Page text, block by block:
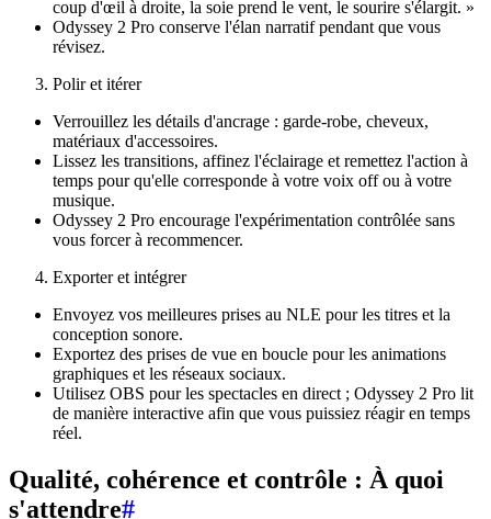
coup d'œil à droite, la soie prend le vent, le sourire s'élargit. »
Odyssey 2 Pro conserve l'élan narratif pendant que vous
révisez.
Polir et itérer
Verrouillez les détails d'ancrage : garde-robe, cheveux,
matériaux d'accessoires.
Lissez les transitions, affinez l'éclairage et remettez l'action à
temps pour qu'elle corresponde à votre voix off ou à votre
musique.
Odyssey 2 Pro encourage l'expérimentation contrôlée sans
vous forcer à recommencer.
Exporter et intégrer
Envoyez vos meilleures prises au NLE pour les titres et la
conception sonore.
Exportez des prises de vue en boucle pour les animations
graphiques et les réseaux sociaux.
Utilisez OBS pour les spectacles en direct ; Odyssey 2 Pro lit
de manière interactive afin que vous puissiez réagir en temps
réel.
Qualité, cohérence et contrôle : À quoi
s'attendre#